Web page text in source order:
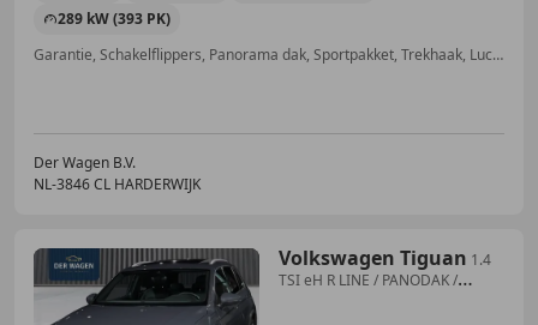
289 kW (393 PK)
Garantie, Schakelflippers, Panorama dak, Sportpakket, Trekhaak, Luchtvering, Sportonderstel, Sportstoelen
Der Wagen B.V.
NL-3846 CL HARDERWIJK
Volkswagen Tiguan 1.4
TSI eH R LINE / PANODAK /